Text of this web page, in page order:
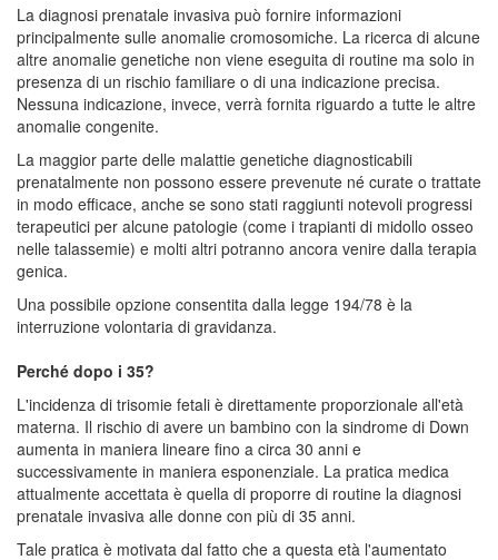
La diagnosi prenatale invasiva può fornire informazioni
principalmente sulle anomalie cromosomiche. La ricerca di alcune
altre anomalie genetiche non viene eseguita di routine ma solo in
presenza di un rischio familiare o di una indicazione precisa.
Nessuna indicazione, invece, verrà fornita riguardo a tutte le altre
anomalie congenite.
La maggior parte delle malattie genetiche diagnosticabili
prenatalmente non possono essere prevenute né curate o trattate
in modo efficace, anche se sono stati raggiunti notevoli progressi
terapeutici per alcune patologie (come i trapianti di midollo osseo
nelle talassemie) e molti altri potranno ancora venire dalla terapia
genica.
Una possibile opzione consentita dalla legge 194/78 è la
interruzione volontaria di gravidanza.
Perché dopo i 35?
L'incidenza di trisomie fetali è direttamente proporzionale all'età
materna. Il rischio di avere un bambino con la sindrome di Down
aumenta in maniera lineare fino a circa 30 anni e
successivamente in maniera esponenziale. La pratica medica
attualmente accettata è quella di proporre di routine la diagnosi
prenatale invasiva alle donne con più di 35 anni.
Tale pratica è motivata dal fatto che a questa età l'aumentato